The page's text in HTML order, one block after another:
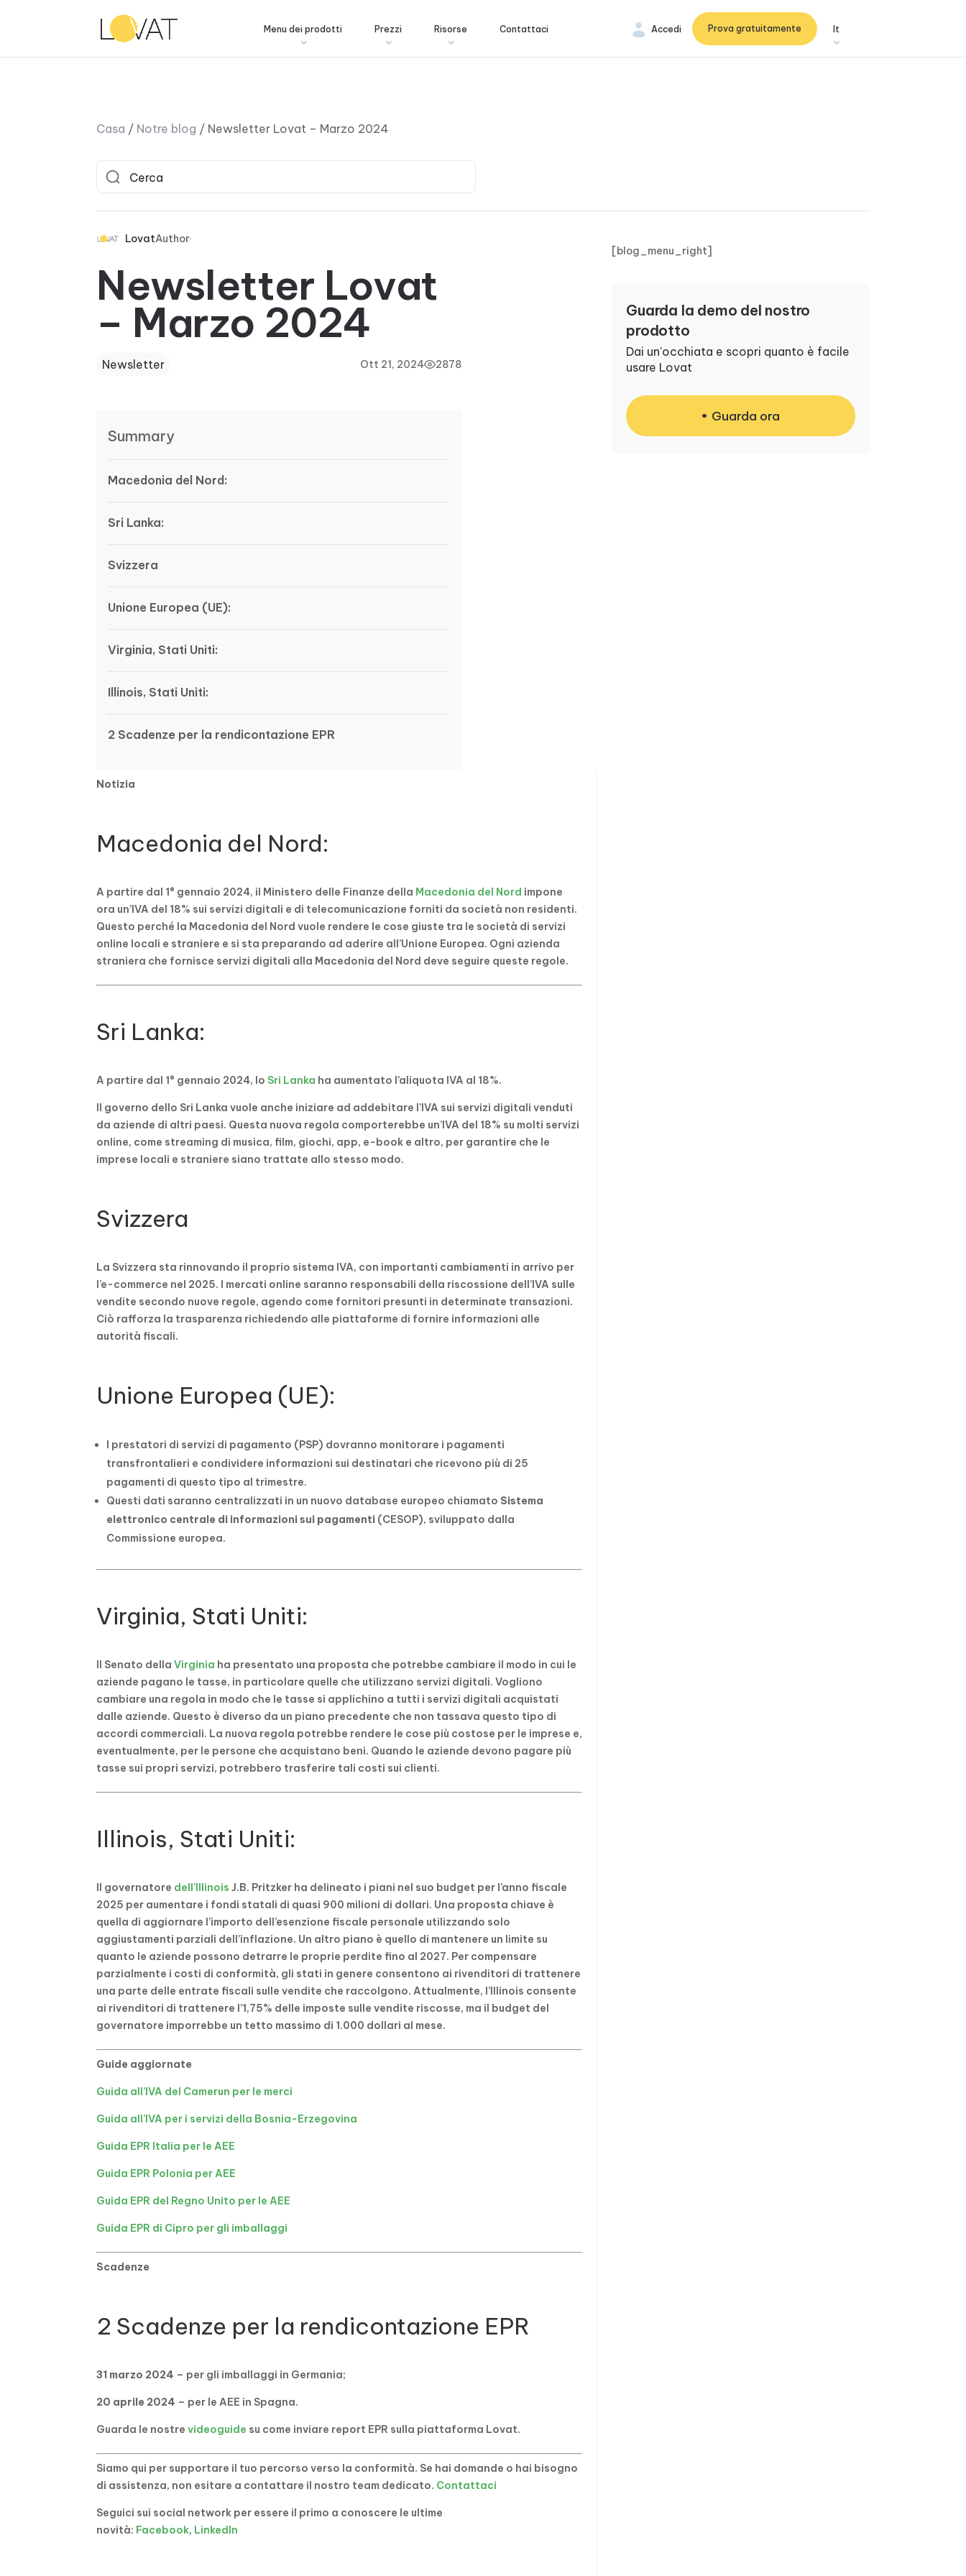
Menu dei prodotti Prezzi Risorse Contattaci It
Prova gratuitamente
Accedi
Casa / Notre blog / Newsletter Lovat – Marzo 2024
LovatAuthor
Newsletter Lovat
– Marzo 2024
Newsletter Ott 21, 2024 2878
Summary
Macedonia del Nord:
Sri Lanka:
Svizzera
Unione Europea (UE):
Virginia, Stati Uniti:
Illinois, Stati Uniti:
2 Scadenze per la rendicontazione EPR
Notizia
Macedonia del Nord:
A partire dal 1° gennaio 2024, il Ministero delle Finanze della Macedonia del Nord impone
ora un’IVA del 18% sui servizi digitali e di telecomunicazione forniti da società non residenti.
Questo perché la Macedonia del Nord vuole rendere le cose giuste tra le società di servizi
online locali e straniere e si sta preparando ad aderire all’Unione Europea. Ogni azienda
straniera che fornisce servizi digitali alla Macedonia del Nord deve seguire queste regole.
Sri Lanka:
A partire dal 1° gennaio 2024, lo Sri Lanka ha aumentato l’aliquota IVA al 18%.
Il governo dello Sri Lanka vuole anche iniziare ad addebitare l’IVA sui servizi digitali venduti
da aziende di altri paesi. Questa nuova regola comporterebbe un’IVA del 18% su molti servizi
online, come streaming di musica, film, giochi, app, e-book e altro, per garantire che le
imprese locali e straniere siano trattate allo stesso modo.
Svizzera
La Svizzera sta rinnovando il proprio sistema IVA, con importanti cambiamenti in arrivo per
l’e-commerce nel 2025. I mercati online saranno responsabili della riscossione dell’IVA sulle
vendite secondo nuove regole, agendo come fornitori presunti in determinate transazioni.
Ciò rafforza la trasparenza richiedendo alle piattaforme di fornire informazioni alle
autorità fiscali.
Unione Europea (UE):
I prestatori di servizi di pagamento (PSP) dovranno monitorare i pagamenti
transfrontalieri e condividere informazioni sui destinatari che ricevono più di 25
pagamenti di questo tipo al trimestre.
Questi dati saranno centralizzati in un nuovo database europeo chiamato Sistema
elettronico centrale di informazioni sui pagamenti (CESOP), sviluppato dalla
Commissione europea.
Virginia, Stati Uniti:
Il Senato dellaVirginia ha presentato una proposta che potrebbe cambiare il modo in cui le
aziende pagano le tasse, in particolare quelle che utilizzano servizi digitali. Vogliono
cambiare una regola in modo che le tasse si applichino a tutti i servizi digitali acquistati
dalle aziende. Questo è diverso da un piano precedente che non tassava questo tipo di
accordi commerciali. La nuova regola potrebbe rendere le cose più costose per le imprese e,
eventualmente, per le persone che acquistano beni. Quando le aziende devono pagare più
tasse sui propri servizi, potrebbero trasferire tali costi sui clienti.
Illinois, Stati Uniti:
Il governatore dell’Illinois J.B. Pritzker ha delineato i piani nel suo budget per l’anno fiscale
2025 per aumentare i fondi statali di quasi 900 milioni di dollari. Una proposta chiave è
quella di aggiornare l’importo dell’esenzione fiscale personale utilizzando solo
aggiustamenti parziali dell’inflazione. Un altro piano è quello di mantenere un limite su
quanto le aziende possono detrarre le proprie perdite fino al 2027. Per compensare
parzialmente i costi di conformità, gli stati in genere consentono ai rivenditori di trattenere
una parte delle entrate fiscali sulle vendite che raccolgono. Attualmente, l’Illinois consente
ai rivenditori di trattenere l’1,75% delle imposte sulle vendite riscosse, ma il budget del
governatore imporrebbe un tetto massimo di 1.000 dollari al mese.
Guide aggiornate
Guida all’IVA del Camerun per le merci
Guida all’IVA per i servizi della Bosnia-Erzegovina
Guida EPR Italia per le AEE
Guida EPR Polonia per AEE
Guida EPR del Regno Unito per le AEE
Guida EPR di Cipro per gli imballaggi
Scadenze
2 Scadenze per la rendicontazione EPR
31 marzo 2024 – per gli imballaggi in Germania;
20 aprile 2024 – per le AEE in Spagna.
Guarda le nostrevideoguide su come inviare report EPR sulla piattaforma Lovat.
Siamo qui per supportare il tuo percorso verso la conformità. Se hai domande o hai bisogno
di assistenza, non esitare a contattare il nostro team dedicato. Contattaci
Seguici sui social network per essere il primo a conoscere le ultime
novità: Facebook, LinkedIn
[blog_menu_right]
Guarda la demo del nostro
prodotto
Dai un'occhiata e scopri quanto è facile
usare Lovat
Guarda ora